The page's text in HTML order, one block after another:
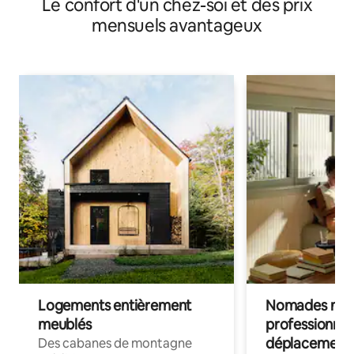
Le confort d'un chez-soi et des prix
mensuels avantageux
Logements entièrement
meublés
Des cabanes de montagne
Nomades
déplacement